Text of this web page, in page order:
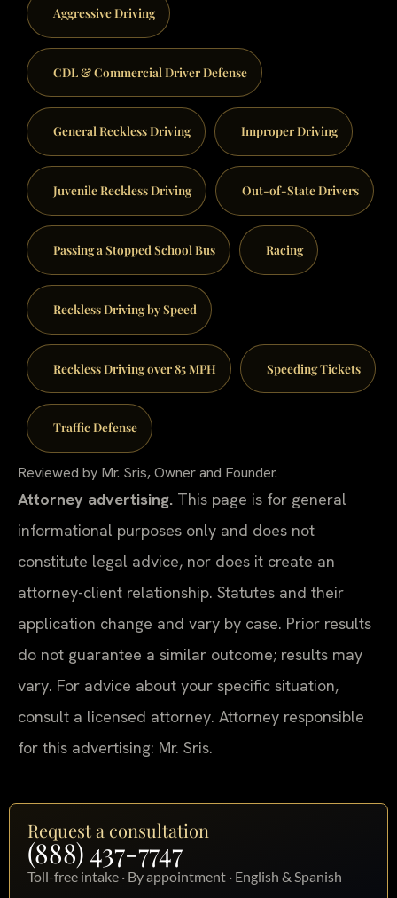
Aggressive Driving
CDL & Commercial Driver Defense
General Reckless Driving Improper Driving
Juvenile Reckless Driving Out-of-State Drivers
Passing a Stopped School Bus Racing
Reckless Driving by Speed
Reckless Driving over 85 MPH Speeding Tickets
Traffic Defense
Reviewed by Mr. Sris, Owner and Founder.
Attorney advertising. This page is for general
informational purposes only and does not
constitute legal advice, nor does it create an
attorney-client relationship. Statutes and their
application change and vary by case. Prior results
do not guarantee a similar outcome; results may
vary. For advice about your specific situation,
consult a licensed attorney. Attorney responsible
for this advertising: Mr. Sris.
Request a consultation
(888) 437-7747
Toll-free intake · By appointment · English & Spanish